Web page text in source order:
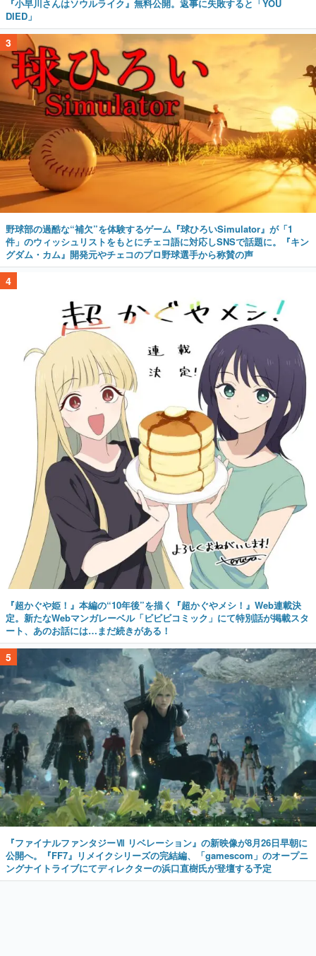
『小早川さんはソウルライク』無料公開。返事に失敗すると「YOU
DIED」
3
野球部の過酷な“補欠”を体験するゲーム『球ひろいSimulator』が「1
件」のウィッシュリストをもとにチェコ語に対応しSNSで話題に。『キン
グダム・カム』開発元やチェコのプロ野球選手から称賛の声
4
『超かぐや姫！』本編の“10年後”を描く『超かぐやメシ！』Web連載決
定。新たなWebマンガレーベル「ビビビコミック」にて特別話が掲載スタ
ート、あのお話には…まだ続きがある！
5
『ファイナルファンタジーⅦ リベレーション』の新映像が8月26日早朝に
公開へ。『FF7』リメイクシリーズの完結編、「gamescom」のオープニ
ングナイトライブにてディレクターの浜口直樹氏が登壇する予定